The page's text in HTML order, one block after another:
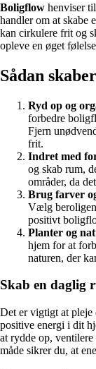
Boligflow henviser
handler om at skabe
kan cirkulere frit og
opleve en øget
Sådan
Ryd op og
forbedre
Fjern
frit.
Indret med
og skab rum,
områder, da
Brug farver
Vælg
positivt
Planter og
hjem for at
naturen, der
Skab en daglig
Det er vigtigt at
positive energi i dit
at rydde op, ventilere
måde sikrer du, at